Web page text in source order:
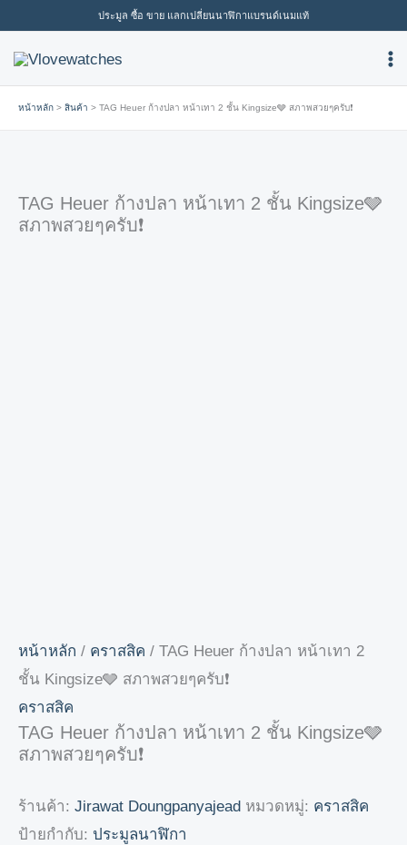
content
ประมูล ซื้อ ขาย แลกเปลี่ยนนาฬิกาแบรนด์เนมแท้
หน้าหลัก สินค้า TAG Heuer ก้างปลา หน้าเทา 2 ชั้น Kingsize🩶 สภาพสวยๆครับ❗️
TAG Heuer ก้างปลา หน้าเทา 2 ชั้น Kingsize🩶
สภาพสวยๆครับ❗️
หน้าหลัก / คราสสิค / TAG Heuer ก้างปลา หน้าเทา 2
ชั้น Kingsize🩶 สภาพสวยๆครับ❗️
คราสสิค
TAG Heuer ก้างปลา หน้าเทา 2 ชั้น Kingsize🩶
สภาพสวยๆครับ❗️
ร้านค้า: Jirawat Doungpanyajead หมวดหมู่: คราสสิค
ป้ายกำกับ: ประมูลนาฬิกา